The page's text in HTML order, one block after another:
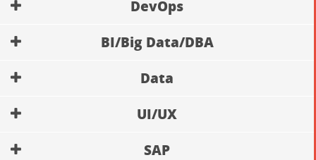
DevOps
BI/Big Data/DBA
Data
UI/UX
SAP